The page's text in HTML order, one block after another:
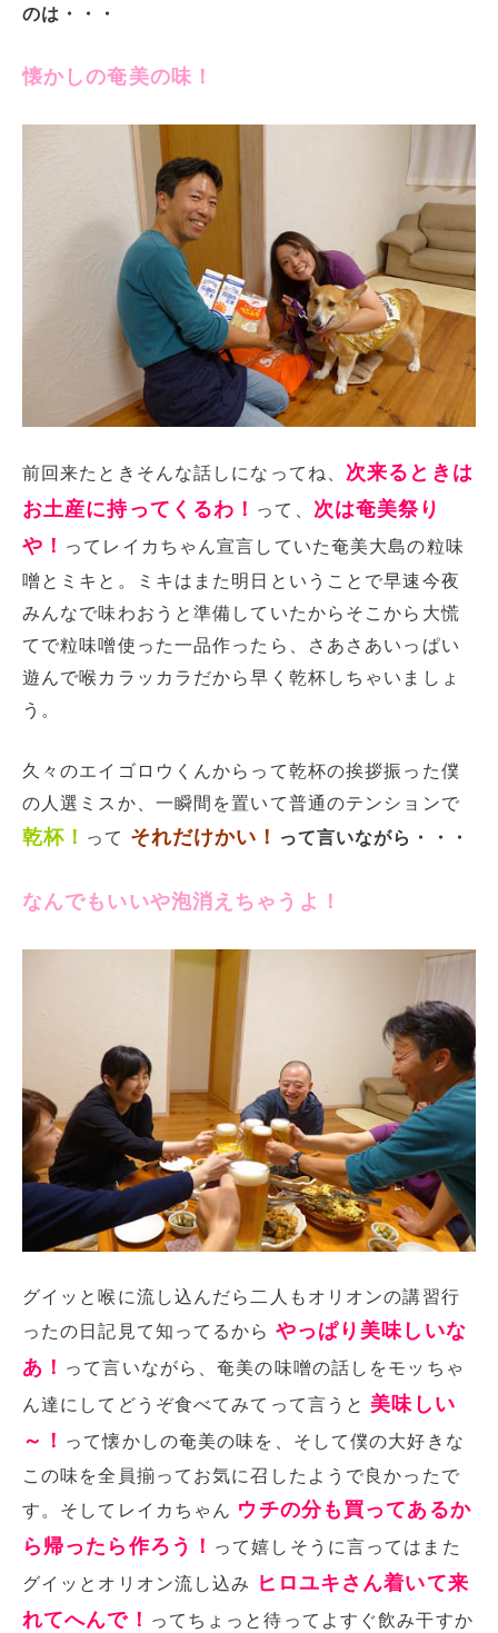
のは・・・
懐かしの奄美の味！
前回来たときそんな話しになってね、 次来るときは
お土産に持ってくるわ！ って、 次は奄美祭り
や！ ってレイカちゃん宣言していた奄美大島の粒味
噌とミキと。ミキはまた明日ということで早速今夜
みんなで味わおうと準備していたからそこから大慌
てで粒味噌使った一品作ったら、さあさあいっぱい
遊んで喉カラッカラだから早く乾杯しちゃいましょ
う。
久々のエイゴロウくんからって乾杯の挨拶振った僕
の人選ミスか、一瞬間を置いて普通のテンションで
乾杯！ って それだけかい！ って言いながら・・・
なんでもいいや泡消えちゃうよ！
グイッと喉に流し込んだら二人もオリオンの講習行
ったの日記見て知ってるから やっぱり美味しいな
あ！ って言いながら、奄美の味噌の話しをモッちゃ
ん達にしてどうぞ食べてみてって言うと 美味しい
～！ って懐かしの奄美の味を、そして僕の大好きな
この味を全員揃ってお気に召したようで良かったで
す。そしてレイカちゃん ウチの分も買ってあるか
ら帰ったら作ろう！ って嬉しそうに言ってはまた
グイッとオリオン流し込み
ヒロユキさん着いて来
れてへんで！ ってちょっと待ってよすぐ飲み干すか